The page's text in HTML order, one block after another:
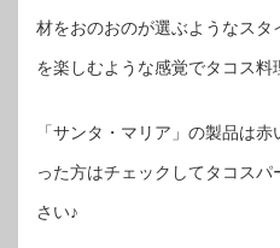
材をおのおのが選ぶようなスタ
を楽しむような感覚でタコス料
「サンタ・マリア」の製品は
った方はチェックしてタコス
さい♪